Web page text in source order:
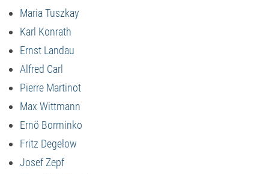
Maria Tuszkay
Karl Konrath
Ernst Landau
Alfred Carl
Pierre Martinot
Max Wittmann
Ernö Borminko
Fritz Degelow
Josef Zepf